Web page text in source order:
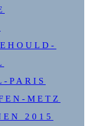
PARIS
METZ
2015